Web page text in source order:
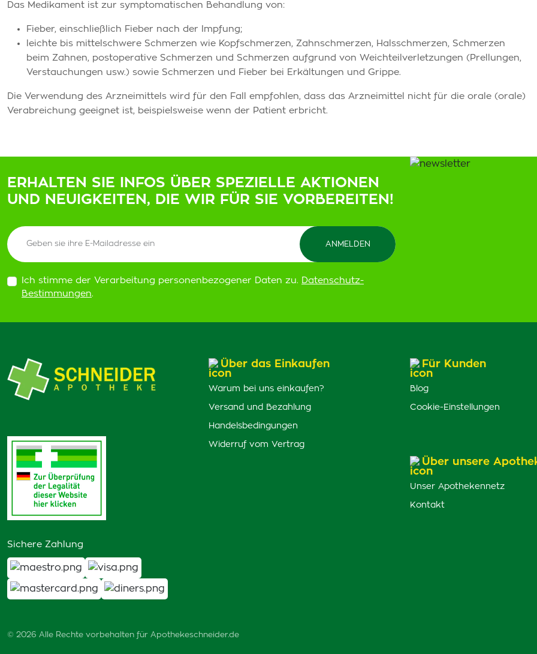
Das Medikament ist zur symptomatischen Behandlung von:
Fieber, einschließlich Fieber nach der Impfung;
leichte bis mittelschwere Schmerzen wie Kopfschmerzen, Zahnschmerzen, Halsschmerzen, Schmerzen
beim Zahnen, postoperative Schmerzen und Schmerzen aufgrund von Weichteilverletzungen (Prellungen,
Verstauchungen usw.) sowie Schmerzen und Fieber bei Erkältungen und Grippe.
Die Verwendung des Arzneimittels wird für den Fall empfohlen, dass das Arzneimittel nicht für die orale (orale)
Verabreichung geeignet ist, beispielsweise wenn der Patient erbricht.
ERHALTEN SIE INFOS ÜBER SPEZIELLE AKTIONEN
UND NEUIGKEITEN, DIE WIR FÜR SIE VORBEREITEN!
Ich stimme der Verarbeitung personenbezogener Daten zu. Datenschutz-
Bestimmungen.
Sichere Zahlung
Über das Einkaufen
Warum bei uns einkaufen?
Versand und Bezahlung
Handelsbedingungen
Widerruf vom Vertrag
Für Kunden
Blog
Cookie-Einstellungen
Über unsere
Unser Apothekennetz
Kontakt
© 2026 Alle Rechte vorbehalten für Apothekeschneider.de